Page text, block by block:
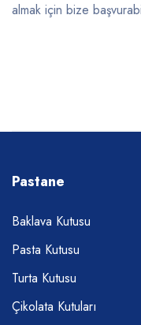
almak için bize
Pastane
Baklava Kutusu
Pasta Kutusu
Turta Kutusu
Çikolata Kutuları